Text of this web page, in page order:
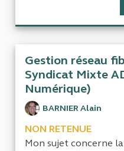
Gestion réseau
Syndicat Mixte
Numérique)
BARNIER Alain
NON RETENUE
Mon sujet concerne